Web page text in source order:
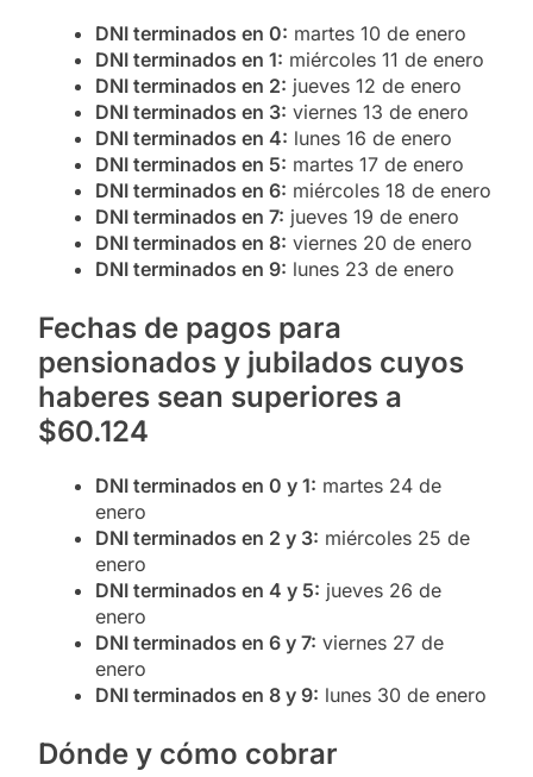
DNI terminados en 0: martes 10 de enero
DNI terminados en 1: miércoles 11 de enero
DNI terminados en 2: jueves 12 de enero
DNI terminados en 3: viernes 13 de enero
DNI terminados en 4: lunes 16 de enero
DNI terminados en 5: martes 17 de enero
DNI terminados en 6: miércoles 18 de enero
DNI terminados en 7: jueves 19 de enero
DNI terminados en 8: viernes 20 de enero
DNI terminados en 9: lunes 23 de enero
Fechas de pagos para
pensionados y jubilados cuyos
haberes sean superiores a
$60.124
DNI terminados en 0 y 1: martes 24 de
enero
DNI terminados en 2 y 3: miércoles 25 de
enero
DNI terminados en 4 y 5: jueves 26 de
enero
DNI terminados en 6 y 7: viernes 27 de
enero
DNI terminados en 8 y 9: lunes 30 de enero
Dónde y cómo cobrar